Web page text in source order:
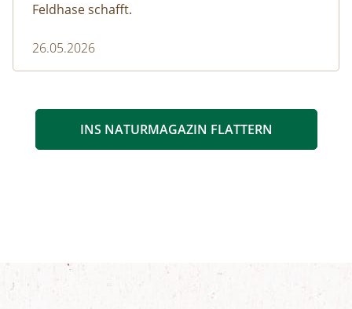
Feldhase schafft.
26.05.2026
INS NATURMAGAZIN FLATTERN